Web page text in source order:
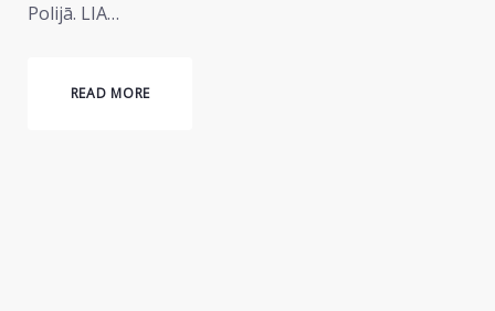
Polijā. LIA…
READ MORE